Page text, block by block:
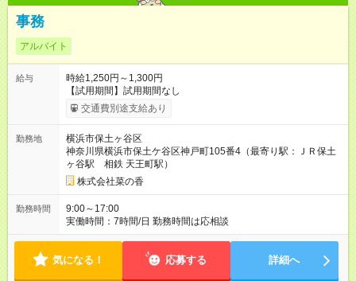
事務
アルバイト
給与
時給1,250円～1,300円
【試用期間】試用期間なし
交通費別途支給あり
勤務地
横浜市保土ヶ谷区
神奈川県横浜市保土ケ谷区神戸町105番4（最寄り駅：ＪＲ保土
ヶ谷駅 相鉄 天王町駅）
株式会社菜の香
勤務時間
9:00～17:00
実働時間：7時間/日 勤務時間は応相談
気になる！ 応募する 詳細へ